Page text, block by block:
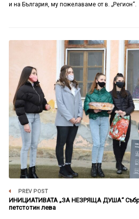
и на България, му пожелаваме от в. „Регион“.
PREV POST
ИНИЦИАТИВАТА „ЗА НЕЗРЯЩА ДУША“
петстотин лева